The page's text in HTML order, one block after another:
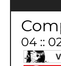
04 ::